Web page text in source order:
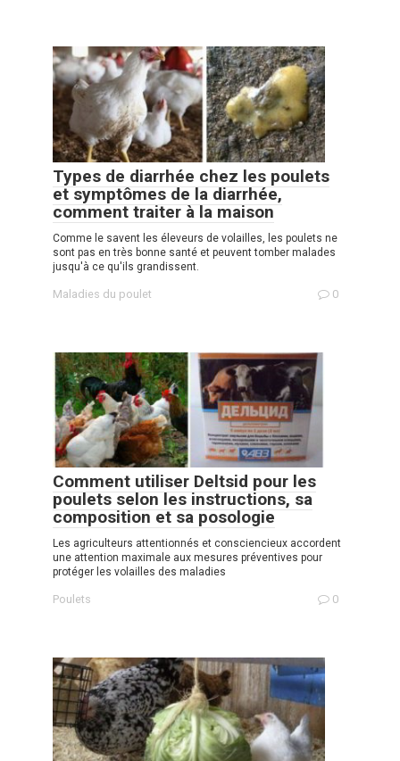
Types de diarrhée chez les poulets
et symptômes de la diarrhée,
comment traiter à la maison
Comme le savent les éleveurs de volailles, les poulets ne
sont pas en très bonne santé et peuvent tomber malades
jusqu'à ce qu'ils grandissent.
Maladies du poulet 0
Comment utiliser Deltsid pour les
poulets selon les instructions, sa
composition et sa posologie
Les agriculteurs attentionnés et consciencieux accordent
une attention maximale aux mesures préventives pour
protéger les volailles des maladies
Poulets 0